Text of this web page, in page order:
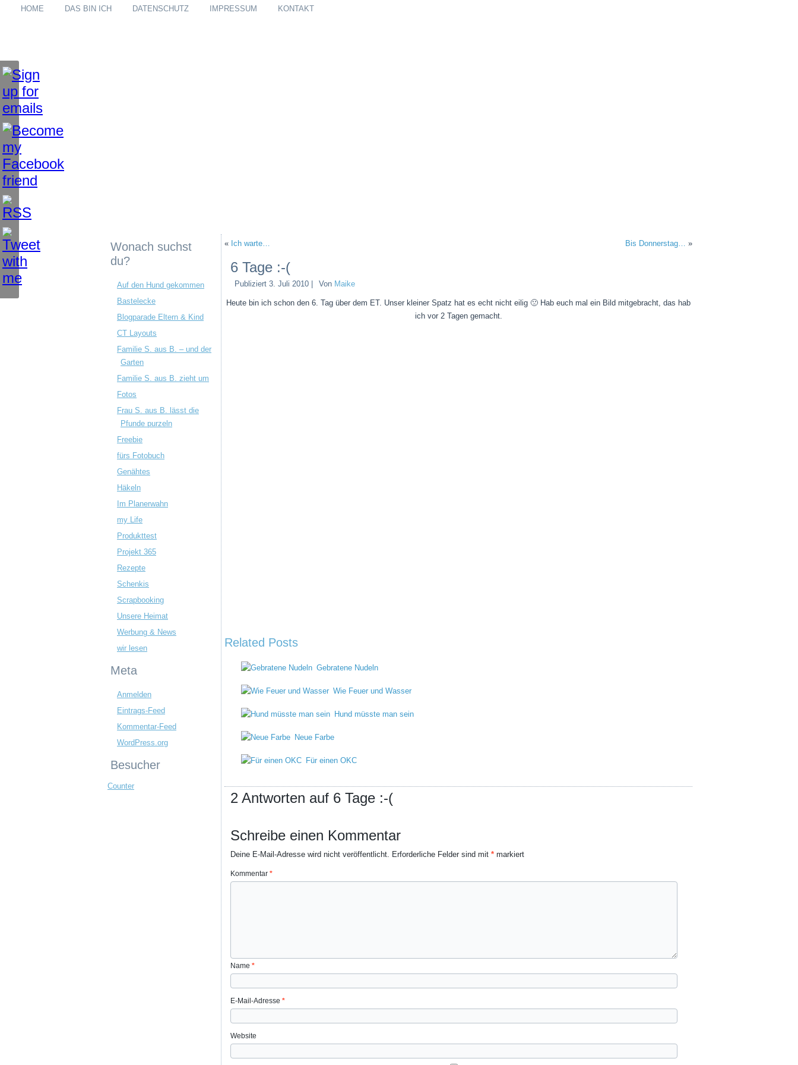
HOME DAS BIN ICH DATENSCHUTZ IMPRESSUM KONTAKT
Wonach suchst
du?
Auf den Hund gekommen
Bastelecke
Blogparade Eltern & Kind
CT Layouts
Familie S. aus B. – und der
Garten
Familie S. aus B. zieht um
Fotos
Frau S. aus B. lässt die
Pfunde purzeln
Freebie
fürs Fotobuch
Genähtes
Häkeln
Im Planerwahn
my Life
Produkttest
Projekt 365
Rezepte
Schenkis
Scrapbooking
Unsere Heimat
Werbung & News
wir lesen
Meta
Anmelden
Eintrags-Feed
Kommentar-Feed
WordPress.org
Besucher
Counter
« Ich warte… Bis Donnerstag… »
6 Tage :-(
Publiziert 3. Juli 2010 Von Maike
Heute bin ich schon den 6. Tag über dem ET. Unser kleiner Spatz hat es echt nicht eilig 🙁 Hab euch mal ein Bild mitgebracht, das hab
ich vor 2 Tagen gemacht.
Related Posts
Gebratene Nudeln
Wie Feuer und Wasser
Hund müsste man sein
Neue Farbe
Für einen OKC
2 Antworten auf 6 Tage :-(
Schreibe einen Kommentar
Deine E-Mail-Adresse wird nicht veröffentlicht. Erforderliche Felder sind mit * markiert
Kommentar *
Name *
E-Mail-Adresse *
Website